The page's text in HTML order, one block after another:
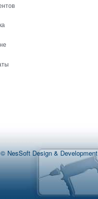
© NesSoft Design & Development